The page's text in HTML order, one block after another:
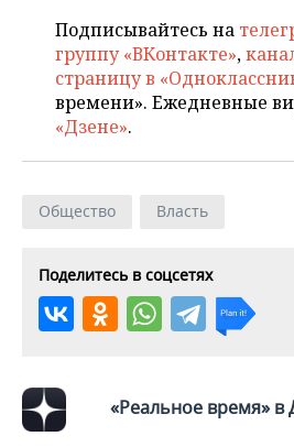
Подписывайтесь на
группу «ВКонтакте»,
страницу в
времени». Ежедневные
«Дзене».
Общество Власть
Поделитесь в соцсетях
«Реальное время» в